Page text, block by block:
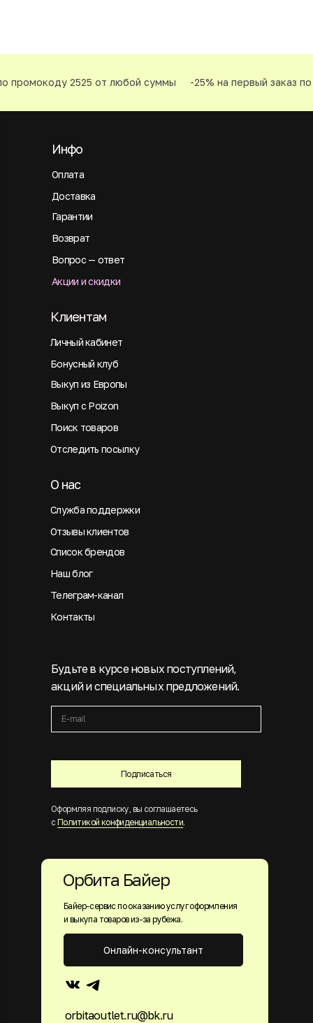
2525 от любой суммы -25% на первый заказ по
Оплата
Инфо
Подписаться
Будьте в курсе новых поступлений,
акций и специальных предложений.
Оформляя подписку, вы соглашаетесь
с Политикой конфиденциальности.
Доставка
Гарантии
Возврат
Вопрос — ответ
Акции и скидки
Личный кабинет
Клиентам
Бонусный клуб
Выкуп из Европы
Выкуп с Poizon
Поиск товаров
Отследить посылку
Служба поддержки
О нас
Отзывы клиентов
Список брендов
Наш блог
Телеграм-канал
Контакты
Байер-сервис по оказанию услуг оформления
и выкупа товаров из-за рубежа.
orbitaoutlet.ru@bk.ru
Онлайн-консультант
Орбита Байер